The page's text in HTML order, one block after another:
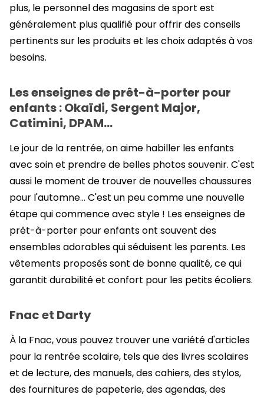
plus, le personnel des magasins de sport est
généralement plus qualifié pour offrir des conseils
pertinents sur les produits et les choix adaptés à vos
besoins.
Les enseignes de prêt-à-porter pour
enfants : Okaïdi, Sergent Major,
Catimini, DPAM…
Le jour de la rentrée, on aime habiller les enfants
avec soin et prendre de belles photos souvenir. C'est
aussi le moment de trouver de nouvelles chaussures
pour l'automne… C'est un peu comme une nouvelle
étape qui commence avec style ! Les enseignes de
prêt-à-porter pour enfants ont souvent des
ensembles adorables qui séduisent les parents. Les
vêtements proposés sont de bonne qualité, ce qui
garantit durabilité et confort pour les petits écoliers.
Fnac et Darty
À la Fnac, vous pouvez trouver une variété d'articles
pour la rentrée scolaire, tels que des livres scolaires
et de lecture, des manuels, des cahiers, des stylos,
des fournitures de papeterie, des agendas, des